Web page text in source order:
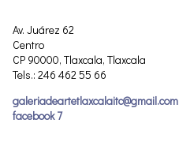
Av. Juárez 62
Centro
CP 90000, Tlaxcala, Tlaxcala
Tels.: 246 462 55 66
galeriadeartetlaxcalaitc@gmail.com
facebook 7